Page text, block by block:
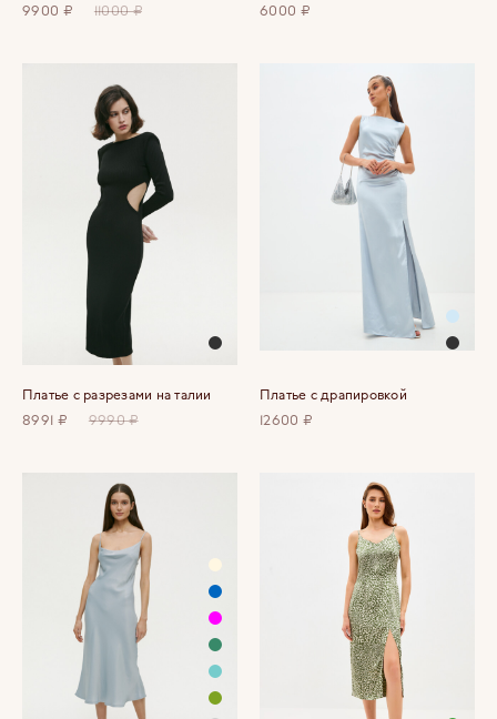
9900 ₽
11000 ₽
6000 ₽
Платье с разрезами на талии
8991 ₽
9990 ₽
Платье с драпировкой
12600 ₽